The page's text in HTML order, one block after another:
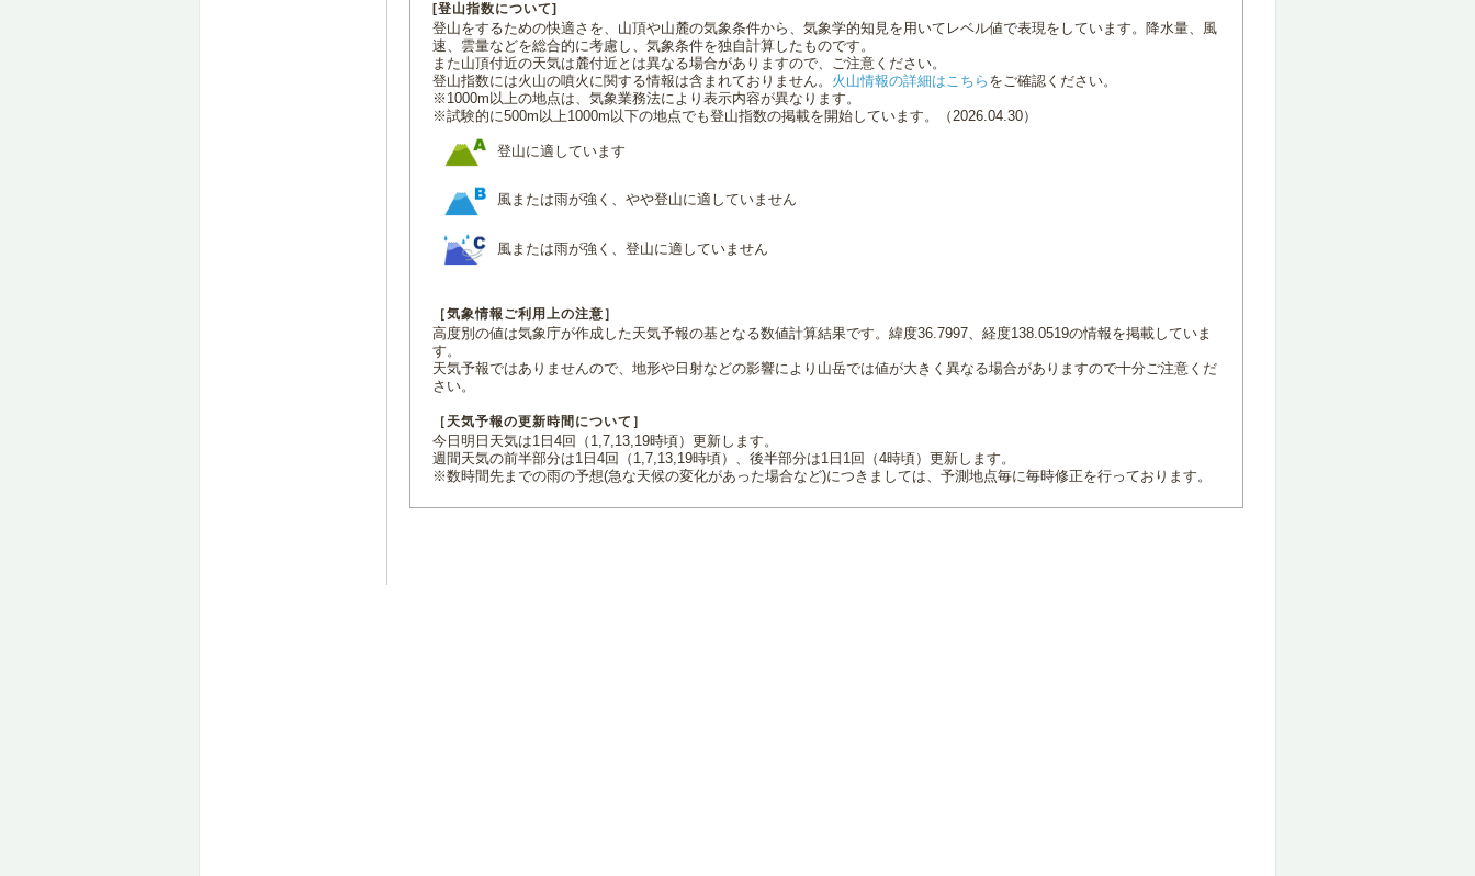
[登山指数について]
登山をするための快適さを、山頂や山麓の気象条件から、気象学的知見を用いてレベル値で表現をしています。降水量、風
速、雲量などを総合的に考慮し、気象条件を独自計算したものです。
また山頂付近の天気は麓付近とは異なる場合がありますので、ご注意ください。
登山指数には火山の噴火に関する情報は含まれておりません。 火山情報の詳細はこちら をご確認ください。
※1000m以上の地点は、気象業務法により表示内容が異なります。
※試験的に500m以上1000m以下の地点でも登山指数の掲載を開始しています。（2026.04.30）
登山に適しています
風または雨が強く、やや登山に適していません
風または雨が強く、登山に適していません
［気象情報ご利用上の注意］
高度別の値は気象庁が作成した天気予報の基となる数値計算結果です。緯度36.7997、経度138.0519の情報を掲載していま
す。
天気予報ではありませんので、地形や日射などの影響により山岳では値が大きく異なる場合がありますので十分ご注意くだ
さい。
［天気予報の更新時間について］
今日明日天気は1日4回（1,7,13,19時頃）更新します。
週間天気の前半部分は1日4回（1,7,13,19時頃）、後半部分は1日1回（4時頃）更新します。
※数時間先までの雨の予想(急な天候の変化があった場合など)につきましては、予測地点毎に毎時修正を行っております。